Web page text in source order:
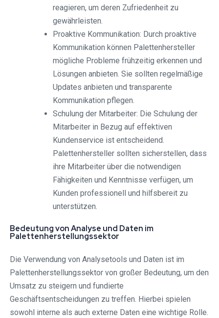
reagieren, um deren Zufriedenheit zu
gewährleisten.
Proaktive Kommunikation: Durch proaktive
Kommunikation können Palettenhersteller
mögliche Probleme frühzeitig erkennen und
Lösungen anbieten. Sie sollten regelmäßige
Updates anbieten und transparente
Kommunikation pflegen.
Schulung der Mitarbeiter: Die Schulung der
Mitarbeiter in Bezug auf effektiven
Kundenservice ist entscheidend.
Palettenhersteller sollten sicherstellen, dass
ihre Mitarbeiter über die notwendigen
Fähigkeiten und Kenntnisse verfügen, um
Kunden professionell und hilfsbereit zu
unterstützen.
Bedeutung von Analyse und Daten im
Palettenherstellungssektor
Die Verwendung von Analysetools und Daten ist im
Palettenherstellungssektor von großer Bedeutung, um den
Umsatz zu steigern und fundierte
Geschäftsentscheidungen zu treffen. Hierbei spielen
sowohl interne als auch externe Daten eine wichtige Rolle.